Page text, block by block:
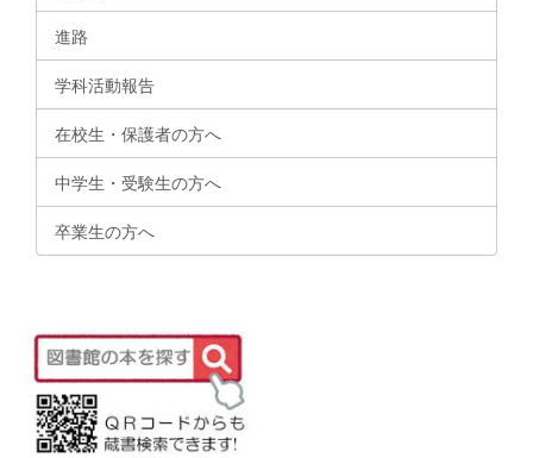
進路
学科活動報告
在校生・保護者の方へ
中学生・受験生の方へ
卒業生の方へ